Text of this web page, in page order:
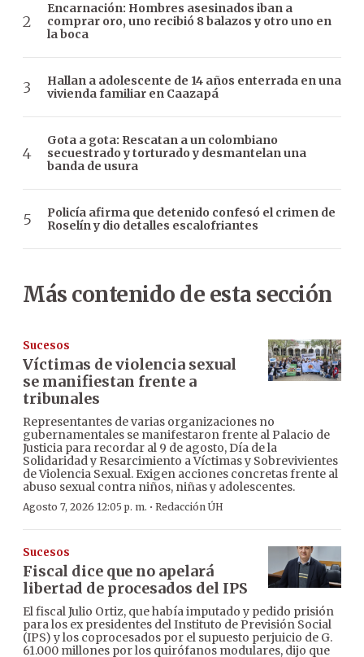
Encarnación: Hombres asesinados iban a
comprar oro, uno recibió 8 balazos y otro uno en
la boca
Hallan a adolescente de 14 años enterrada en una
vivienda familiar en Caazapá
Gota a gota: Rescatan a un colombiano
secuestrado y torturado y desmantelan una
banda de usura
Policía afirma que detenido confesó el crimen de
Roselín y dio detalles escalofriantes
Más contenido de esta sección
Sucesos
Víctimas de violencia sexual
se manifiestan frente a
tribunales
Representantes de varias organizaciones no
gubernamentales se manifestaron frente al Palacio de
Justicia para recordar al 9 de agosto, Día de la
Solidaridad y Resarcimiento a Víctimas y Sobrevivientes
de Violencia Sexual. Exigen acciones concretas frente al
abuso sexual contra niños, niñas y adolescentes.
Agosto 7, 2026 12:05 p. m. · Redacción ÚH
Sucesos
Fiscal dice que no apelará
libertad de procesados del IPS
El fiscal Julio Ortiz, que había imputado y pedido prisión
para los ex presidentes del Instituto de Previsión Social
(IPS) y los coprocesados por el supuesto perjuicio de G.
61.000 millones por los quirófanos modulares, dijo que